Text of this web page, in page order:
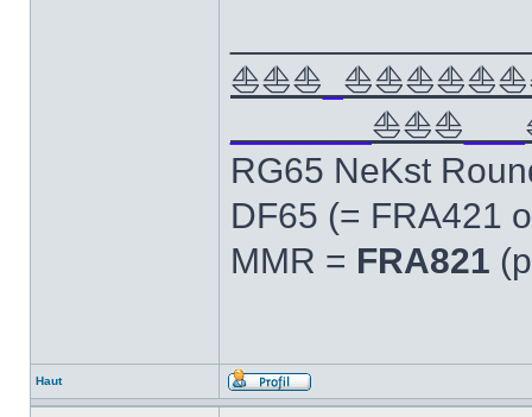
⛵⛵⛵
⛵⛵⛵
RG65 NeKst
DF65 (= FRA421
MMR = FRA821
Haut